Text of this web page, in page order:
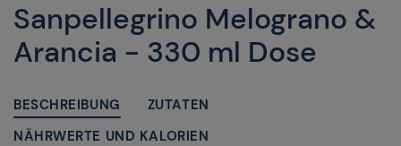
Sanpellegrino Melograno &
Arancia - 330 ml Dose
BESCHREIBUNG
ZUTATEN
NÄHRWERTE UND KALORIEN